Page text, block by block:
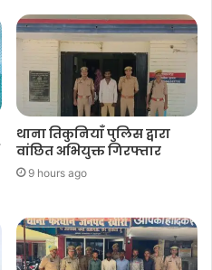
थाना तिकुनियाँ पुलिस द्वारा
वांछित अभियुक्त गिरफ्तार
9 hours ago